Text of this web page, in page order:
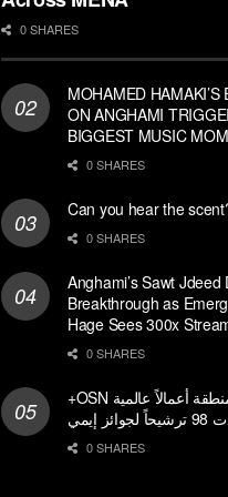
0 SHARES
MOHAMED
ON ANGHAMI
BIGGEST MUSIC
0 SHARES
Can you hear the
0 SHARES
Anghami’s Sawt Jdeed
Breakthrough as
Hage Sees 300x
0 SHARES
+OSN تقدم للمشاهدين في المنطقة أعمالاً عالمية
0 SHARES